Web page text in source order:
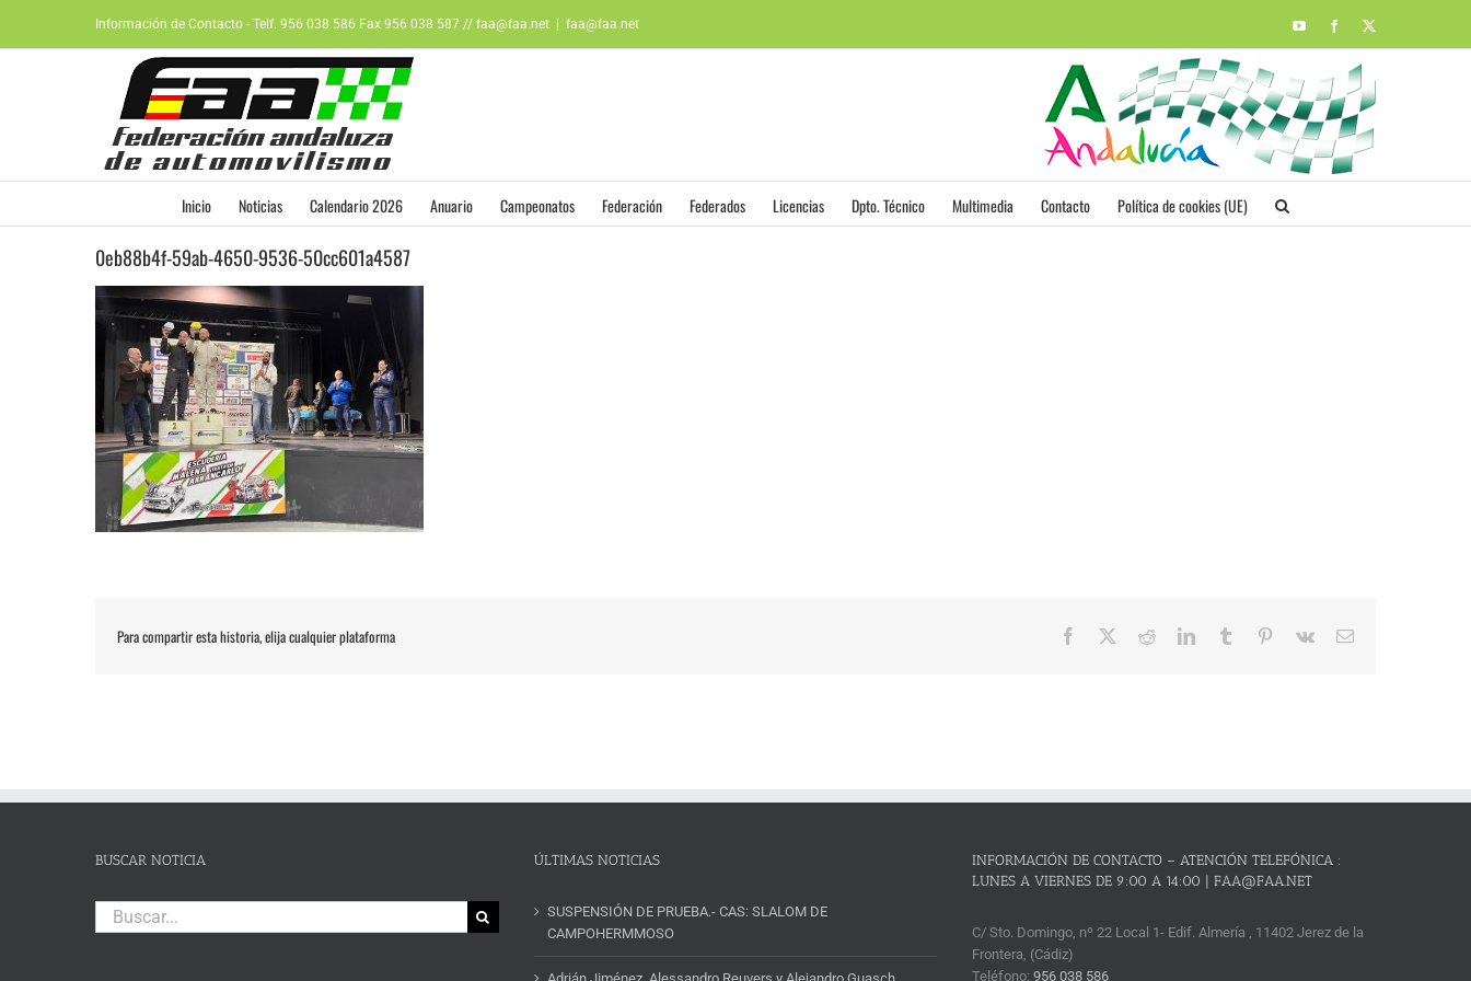
contenido
Información de Contacto - Telf. 956 038 586 Fax 956 038 587 // faa@faa.net faa@faa.net YouTubeFacebook
Inicio Noticias Calendario 2026 Anuario Campeonatos Federación Federados Licencias Dpto. Técnico Multimedia Contacto Política de cookies (UE)
0eb88b4f-59ab-4650-9536-50cc601a4587
Para compartir esta historia, elija cualquier plataforma Facebook RedditLinkedInTumblr Pinterest
Vk
Correo
BUSCAR NOTICIA
Buscar:
ÚLTIMAS NOTICIAS
SUSPENSIÓN DE PRUEBA.- CAS: SLALOM DE
CAMPOHERMMOSO
INFORMACIÓN DE CONTACTO – ATENCIÓN TELEFÓNICA :
LUNES A VIERNES DE 9:00 A 14:00 | FAA@FAA.NET
C/ Sto. Domingo, nº 22 Local 1- Edif. Almería , 11402 Jerez de la
Frontera, (Cádiz)
Teléfono:956 038 586